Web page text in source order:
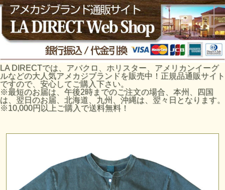
LA DIRECTでは、アバクロ、ホリスター、アメリカンイーグ
ルなどの大人気アメカジブランドを販売中！正規品通販サイト
ですので、安心してご購入下さい。
※最短のお届は、午後2時までのご注文の場合、本州、四国
は、翌日のお届、北海道、九州、沖縄は、翌々日となります。
※10,000円以上ご購入で送料無料！